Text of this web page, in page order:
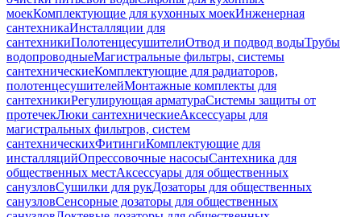
моекКомплектующие для кухонных моекИнженерная
сантехникаИнсталляции для
сантехникиПолотенцесушителиОтвод и подвод водыТрубы
водопроводныеМагистральные фильтры, системы
сантехническиеКомплектующие для радиаторов,
полотенцесушителейМонтажные комплекты для
сантехникиРегулирующая арматураСистемы защиты от
протечекЛюки сантехническиеАксессуары для
магистральных фильтров, систем
сантехническихФитингиКомплектующие для
инсталляцийОпрессовочные насосыСантехника для
общественных местАксессуары для общественных
санузловСушилки для рукДозаторы для общественных
санузловСенсорные дозаторы для общественных